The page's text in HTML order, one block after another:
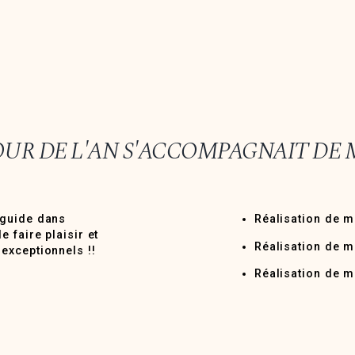
DE L'AN S'ACCOMPAGNAIT DE
dans
faire plaisir et
!!
Réalisation de
Réalisation de
Réalisation de